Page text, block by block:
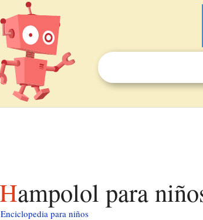
Hampolol para
Enciclopedia para niños